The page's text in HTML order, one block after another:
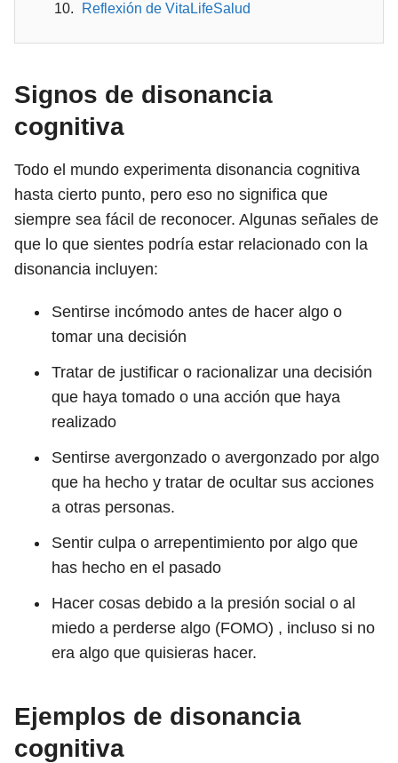
Reflexión de VitaLifeSalud
Signos de disonancia
cognitiva
Todo el mundo experimenta disonancia cognitiva
hasta cierto punto, pero eso no significa que
siempre sea fácil de reconocer. Algunas señales de
que lo que sientes podría estar relacionado con la
disonancia incluyen:
Sentirse incómodo antes de hacer algo o
tomar una decisión
Tratar de justificar o racionalizar una decisión
que haya tomado o una acción que haya
realizado
Sentirse avergonzado o avergonzado por algo
que ha hecho y tratar de ocultar sus acciones
a otras personas.
Sentir culpa o arrepentimiento por algo que
has hecho en el pasado
Hacer cosas debido a la presión social o al
miedo a perderse algo (FOMO) , incluso si no
era algo que quisieras hacer.
Ejemplos de disonancia
cognitiva